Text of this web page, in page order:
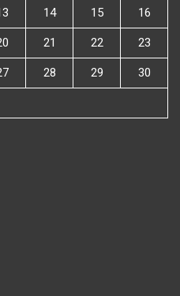
14 15 16
21 22 23
28 29 30